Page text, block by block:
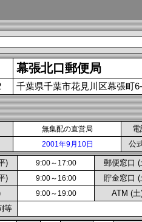
幕張北口郵便局
千葉県千葉市花見川区幕張町
無集配の直営局
2001年9月10日 公
) 9:00～17:00 郵便窓口 (
) 9:00～16:00 貯金窓口 (
9:00～19:00 ATM (土
等